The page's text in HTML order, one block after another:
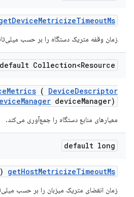
DeviceMetricizeTimeoutMs
زمان وقفه متریک دستگاه را بر حسب
default Collection<Resource>
Metrics ( DeviceDescriptor
Manager deviceManager)
معیارهای منابع دستگاه را جمع‌آوری می‌کند.
default long
getHostMetricizeTimeoutMs
زمان انقضای متریک میزبان را بر حسب